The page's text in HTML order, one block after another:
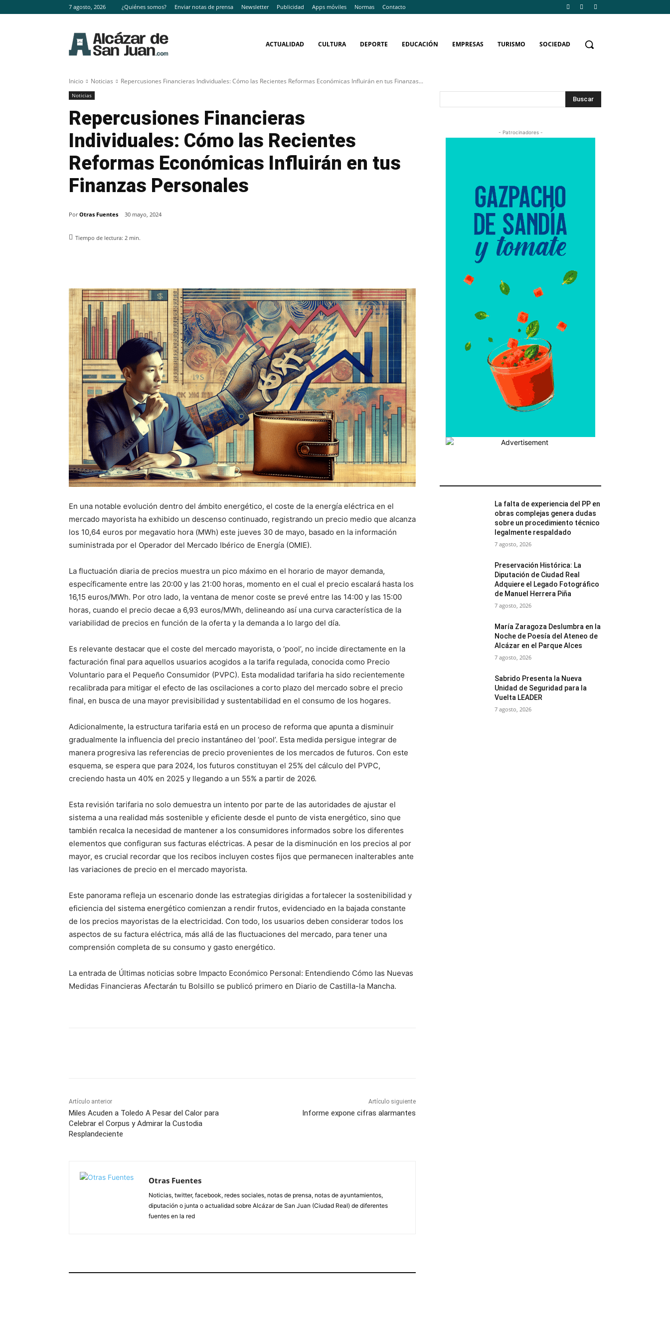
7 agosto, 2026 ¿Quiénes somos? Enviar notas de prensa Newsletter Publicidad Apps móviles Normas Contacto
ACTUALIDAD CULTURA DEPORTE EDUCACIÓN EMPRESAS TURISMO SOCIEDAD
Inicio Noticias Repercusiones Financieras Individuales: Cómo las Recientes Reformas Económicas Influirán en tus Finanzas...
Noticias
Repercusiones Financieras
Individuales: Cómo las Recientes
Reformas Económicas Influirán en tus
Finanzas Personales
Por Otras Fuentes 30 mayo, 2024
Tiempo de lectura: 2 min.
En una notable evolución dentro del ámbito energético, el coste de la energía eléctrica en el
mercado mayorista ha exhibido un descenso continuado, registrando un precio medio que alcanza
los 10,64 euros por megavatio hora (MWh) este jueves 30 de mayo, basado en la información
suministrada por el Operador del Mercado Ibérico de Energía (OMIE).
La fluctuación diaria de precios muestra un pico máximo en el horario de mayor demanda,
específicamente entre las 20:00 y las 21:00 horas, momento en el cual el precio escalará hasta los
16,15 euros/MWh. Por otro lado, la ventana de menor coste se prevé entre las 14:00 y las 15:00
horas, cuando el precio decae a 6,93 euros/MWh, delineando así una curva característica de la
variabilidad de precios en función de la oferta y la demanda a lo largo del día.
Es relevante destacar que el coste del mercado mayorista, o ‘pool’, no incide directamente en la
facturación final para aquellos usuarios acogidos a la tarifa regulada, conocida como Precio
Voluntario para el Pequeño Consumidor (PVPC). Esta modalidad tarifaria ha sido recientemente
recalibrada para mitigar el efecto de las oscilaciones a corto plazo del mercado sobre el precio
final, en busca de una mayor previsibilidad y sustentabilidad en el consumo de los hogares.
Adicionalmente, la estructura tarifaria está en un proceso de reforma que apunta a disminuir
gradualmente la influencia del precio instantáneo del ‘pool’. Esta medida persigue integrar de
manera progresiva las referencias de precio provenientes de los mercados de futuros. Con este
esquema, se espera que para 2024, los futuros constituyan el 25% del cálculo del PVPC,
creciendo hasta un 40% en 2025 y llegando a un 55% a partir de 2026.
Esta revisión tarifaria no solo demuestra un intento por parte de las autoridades de ajustar el
sistema a una realidad más sostenible y eficiente desde el punto de vista energético, sino que
también recalca la necesidad de mantener a los consumidores informados sobre los diferentes
elementos que configuran sus facturas eléctricas. A pesar de la disminución en los precios al por
mayor, es crucial recordar que los recibos incluyen costes fijos que permanecen inalterables ante
las variaciones de precio en el mercado mayorista.
Este panorama refleja un escenario donde las estrategias dirigidas a fortalecer la sostenibilidad y
eficiencia del sistema energético comienzan a rendir frutos, evidenciado en la bajada constante
de los precios mayoristas de la electricidad. Con todo, los usuarios deben considerar todos los
aspectos de su factura eléctrica, más allá de las fluctuaciones del mercado, para tener una
comprensión completa de su consumo y gasto energético.
La entrada de Últimas noticias sobre Impacto Económico Personal: Entendiendo Cómo las Nuevas
Medidas Financieras Afectarán tu Bolsillo se publicó primero en Diario de Castilla-la Mancha.
Artículo anterior
Miles Acuden a Toledo A Pesar del Calor para
Celebrar el Corpus y Admirar la Custodia
Resplandeciente
Artículo siguiente
Informe expone cifras alarmantes
Otras Fuentes
Noticias, twitter, facebook, redes sociales, notas de prensa, notas de ayuntamientos,
diputación o junta o actualidad sobre Alcázar de San Juan (Ciudad Real) de diferentes
fuentes en la red
Buscar
- Patrocinadores -
La falta de experiencia del PP en
obras complejas genera dudas
sobre un procedimiento técnico
legalmente respaldado
7 agosto, 2026
Preservación Histórica: La
Diputación de Ciudad Real
Adquiere el Legado Fotográfico
de Manuel Herrera Piña
7 agosto, 2026
María Zaragoza Deslumbra en la
Noche de Poesía del Ateneo de
Alcázar en el Parque Alces
7 agosto, 2026
Sabrido Presenta la Nueva
Unidad de Seguridad para la
Vuelta LEADER
7 agosto, 2026